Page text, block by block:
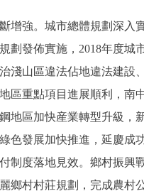
強。城市總體規劃深入實
劃發佈實施，2018年度
淺山區違法佔地違法建設
區重點項目進展順利，南
地區加快産業轉型升級
色發展加快推進，延慶成
制度落地見效。鄉村振興
鄉村村莊規劃，完成農